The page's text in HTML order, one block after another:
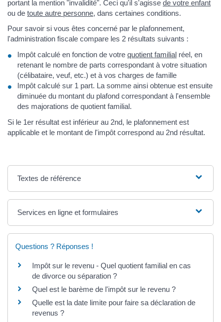
portant la mention "invalidité". Ceci qu'il s'agisse de votre enfant
ou de toute autre personne, dans certaines conditions.
Pour savoir si vous êtes concerné par le plafonnement,
l'administration fiscale compare les 2 résultats suivants :
Impôt calculé en fonction de votre quotient familial réel, en
retenant le nombre de parts correspondant à votre situation
(célibataire, veuf, etc.) et à vos charges de famille
Impôt calculé sur 1 part. La somme ainsi obtenue est ensuite
diminuée du montant du plafond correspondant à l'ensemble
des majorations de quotient familial.
Si le 1er résultat est inférieur au 2nd, le plafonnement est
applicable et le montant de l'impôt correspond au 2nd résultat.
Textes de référence
Services en ligne et formulaires
Questions ? Réponses !
Impôt sur le revenu - Quel quotient familial en cas
de divorce ou séparation ?
Quel est le barème de l'impôt sur le revenu ?
Quelle est la date limite pour faire sa déclaration de
revenus ?